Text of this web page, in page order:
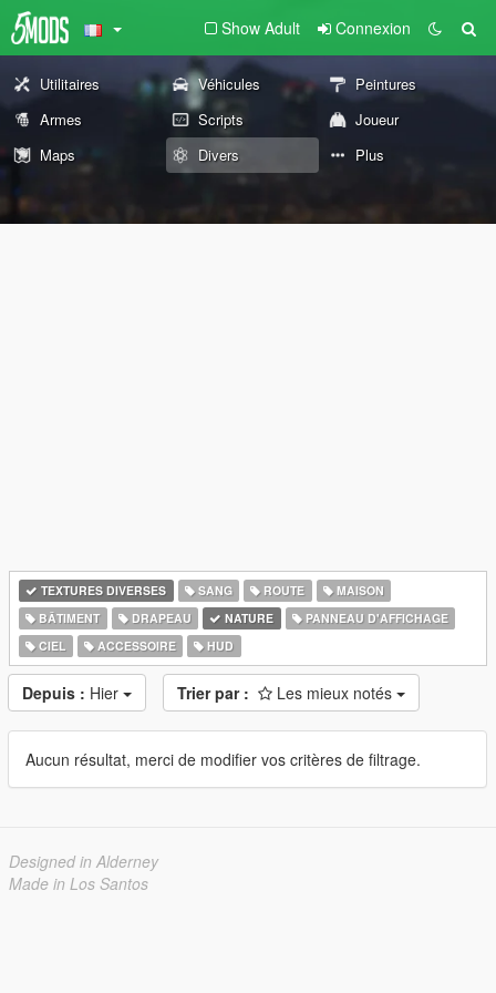
Show Adult Connexion
Utilitaires Véhicules
Peintures
Armes
Scripts
Joueur
Maps
Divers Plus
TEXTURES DIVERSES SANG ROUTE
MAISON
BÂTIMENT
DRAPEAU NATURE
PANNEAU D'AFFICHAGE
CIEL
ACCESSOIRE HUD
Depuis : Hier Trier par : Les mieux notés
Aucun résultat, merci de modifier vos critères de filtrage.
Designed in Alderney
Made in Los Santos